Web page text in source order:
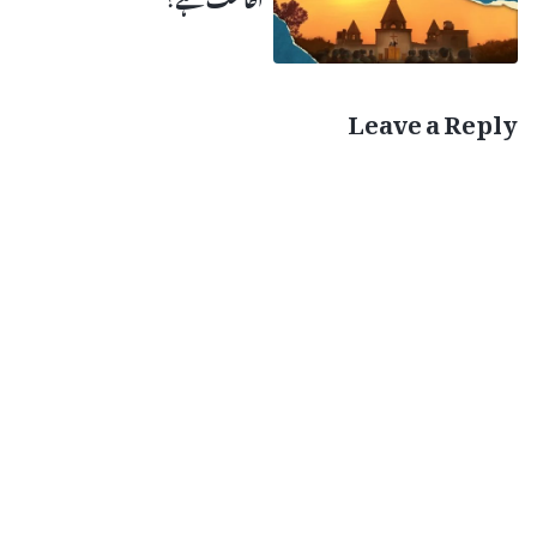
ہیں۔ در حقیقت، تمام اہل ایمان ایک جیسے ہیں، دن میں گناہ کرنے اور
رہے ہیں۔ وہ سب گناہ کے بندھنوں میں پھنسے ہونے کے ناقابل یقین
Leave a Reply